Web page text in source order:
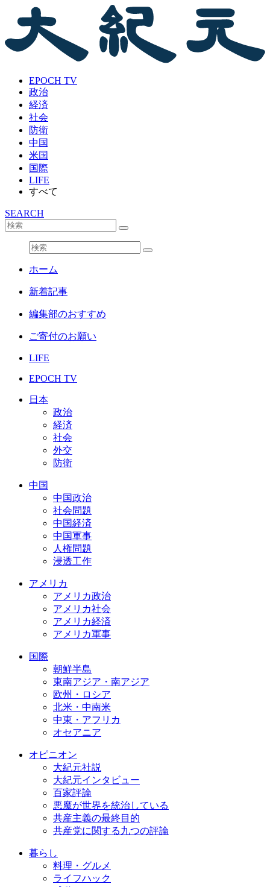
EPOCH TV
政治
経済
社会
防衛
中国
米国
国際
LIFE
すべて
SEARCH
ホーム
新着記事
編集部のおすすめ
ご寄付のお願い
LIFE
EPOCH TV
日本
政治
経済
社会
外交
防衛
中国
中国政治
社会問題
中国経済
中国軍事
人権問題
浸透工作
アメリカ
アメリカ政治
アメリカ社会
アメリカ経済
アメリカ軍事
国際
朝鮮半島
東南アジア・南アジア
欧州・ロシア
北米・中南米
中東・アフリカ
オセアニア
オピニオン
大紀元社説
大紀元インタビュー
百家評論
悪魔が世界を統治している
共産主義の最終目的
共産党に関する九つの評論
暮らし
料理・グルメ
ライフハック